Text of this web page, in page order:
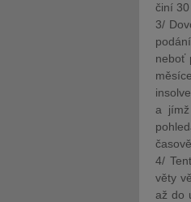
činí 30
3/
neboť
a
4/
věty
až do